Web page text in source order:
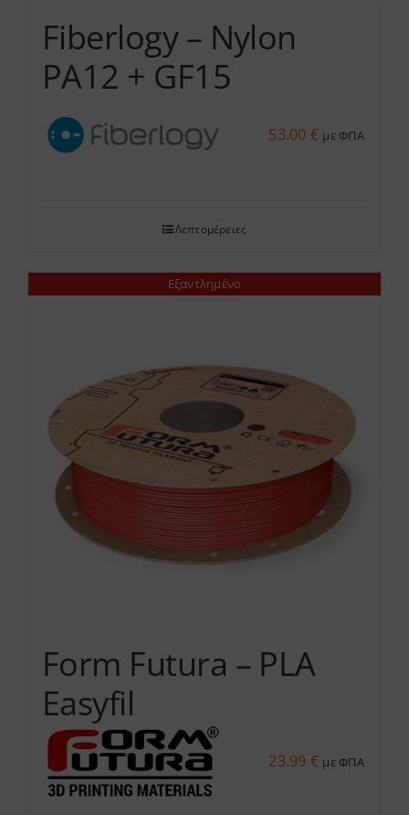
Fiberlogy – Nylon
PA12 + GF15
53.00 € με ΦΠΑ
Λεπτομέρειες
Εξαντλημένο
Form Futura – PLA
Easyfil
23.99 € με ΦΠΑ